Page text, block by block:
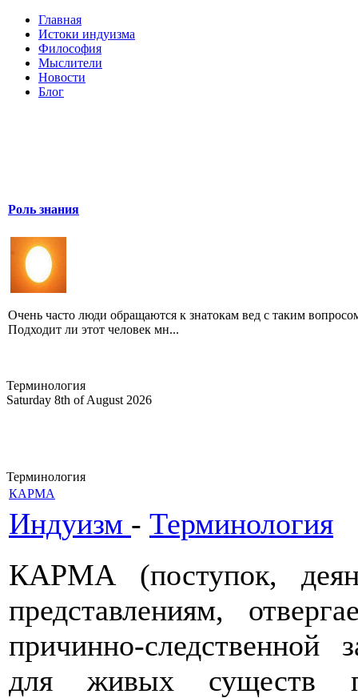
Главная
Истоки индуизма
Философия
Мыслители
Новости
Блог
Роль знания
Очень часто люди обращаются к знатокам вед с таким
Подходит ли этот человек мн...
Терминология
Saturday 8th of August 2026
Терминология
КАРМА
Индуизм - Терминология
КАРМА (поступок,
представлениям,
причинно-следственной
для живых существ